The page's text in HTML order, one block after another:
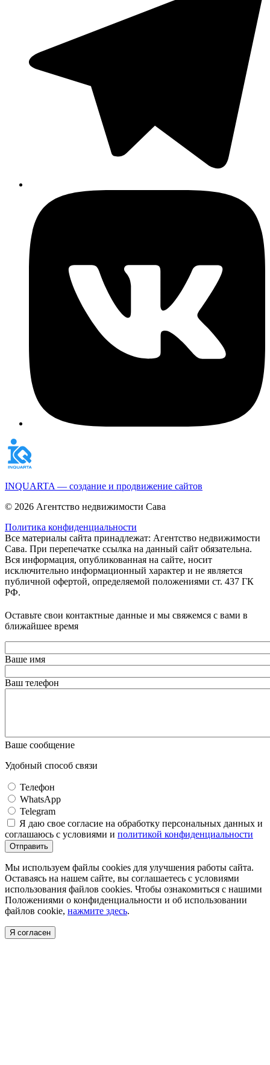
INQUARTA — создание и продвижение сайтов
© 2026 Агентство недвижимости Сава
Политика конфиденциальности
Все материалы сайта принадлежат: Агентство недвижимости
Сава. При перепечатке ссылка на данный сайт обязательна.
Вся информация, опубликованная на сайте, носит
исключительно информационный характер и не является
публичной офертой, определяемой положениями ст. 437 ГК
РФ.
Оставьте свои контактные данные и мы свяжемся с вами в
ближайшее время
Ваше имя
Ваш телефон
Ваше сообщение
Удобный способ связи
Телефон
WhatsApp
Telegram
Я даю свое согласие на обработку персональных данных и
соглашаюсь с условиями и политикой конфиденциальности
Отправить
Мы используем файлы cookies для улучшения работы сайта.
Оставаясь на нашем сайте, вы соглашаетесь с условиями
использования файлов cookies. Чтобы ознакомиться с нашими
Положениями о конфиденциальности и об использовании
файлов cookie, нажмите здесь.
Я согласен